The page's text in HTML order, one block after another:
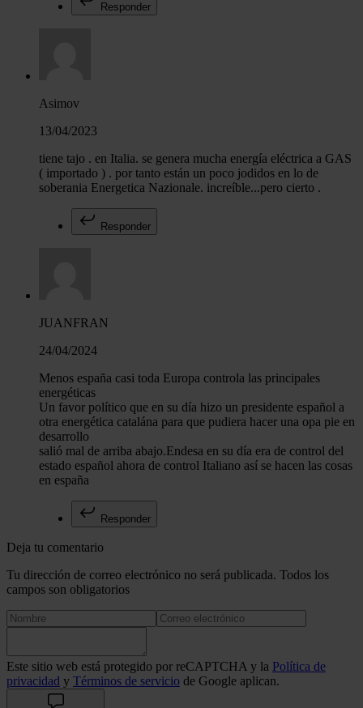
Responder
Asimov
13/04/2023
tiene tajo . en Italia. se genera mucha energía eléctrica a GAS
( importado ) . por tanto están un poco jodidos en lo de
soberania Energetica Nazionale. increíble...pero cierto .
Responder
JUANFRAN
24/04/2024
Menos españa casi toda Europa controla las principales
energéticas
Un favor político que en su día hizo un presidente español a
otra energética catalána para que pudiera hacer una opa pie en
desarrollo
salió mal de arriba abajo.Endesa en su día era de control del
estado español ahora de control Italiano así se hacen las cosas
en españa
Responder
Deja tu comentario
Tu dirección de correo electrónico no será publicada. Todos los
campos son obligatorios
Este sitio web está protegido por reCAPTCHA y la Política de
privacidad y Términos de servicio de Google aplican.